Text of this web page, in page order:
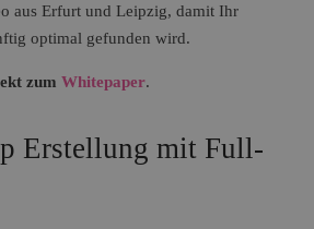
aus Erfurt und Leipzig, damit Ihr
optimal gefunden wird.
zum Whitepaper.
Erstellung mit Full-